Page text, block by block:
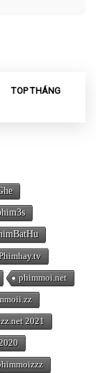
TOP THÁNG
phimmoi.net
2021